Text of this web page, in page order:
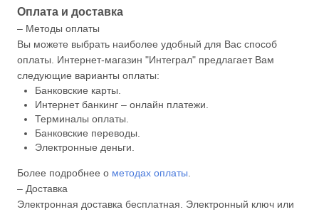
Оплата и доставка
– Методы оплаты
Вы можете выбрать наиболее удобный для Вас способ
оплаты. Интернет-магазин "Интеграл" предлагает Вам
следующие варианты оплаты:
Банковские карты.
Интернет банкинг – онлайн платежи.
Терминалы оплаты.
Банковские переводы.
Электронные деньги.
Более подробнее о методах оплаты
– Доставка
Электронная доставка бесплатная. Электронный ключ или